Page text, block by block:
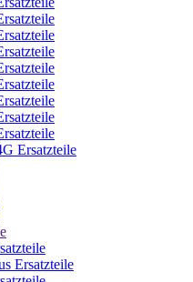
Ersatzteile
Ersatzteile